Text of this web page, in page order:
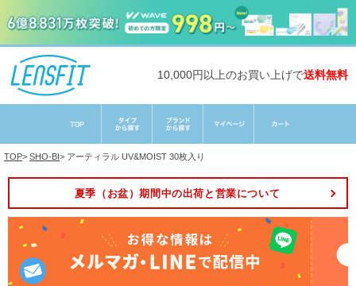
10,000円以上のお買い上げで送料無料
TOP> SHO-BI> アーティラル UV&MOIST 30枚入り
夏季（お盆）期間中の出荷と営業について